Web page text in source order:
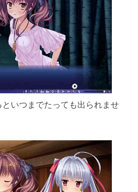
いつまでたっても出られませ